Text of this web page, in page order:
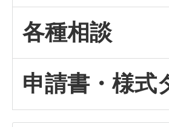
各種相談
申請書・様式